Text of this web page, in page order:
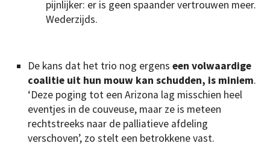
pijnlijker: er is geen spaander vertrouwen meer.
Wederzijds.
De kans dat het trio nog ergens een volwaardige
coalitie uit hun mouw kan schudden, is miniem.
‘Deze poging tot een Arizona lag misschien heel
eventjes in de couveuse, maar ze is meteen
rechtstreeks naar de palliatieve afdeling
verschoven’, zo stelt een betrokkene vast.